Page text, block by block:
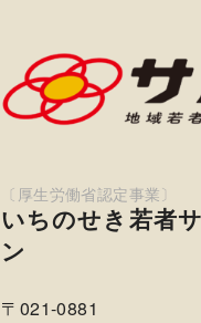
いちのせき若者
ン
〒021-0881